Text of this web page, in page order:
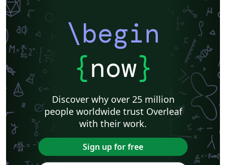
\begin
{now}
Discover why over 25 million
people worldwide trust Overleaf
with their work.
Sign up for free